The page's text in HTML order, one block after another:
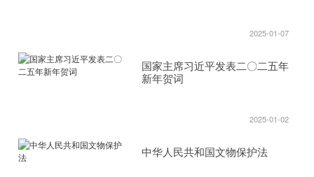
2025-01-07
国家主席习近平发表二〇二五年
新年贺词
2025-01-02
中华人民共和国文物保护法